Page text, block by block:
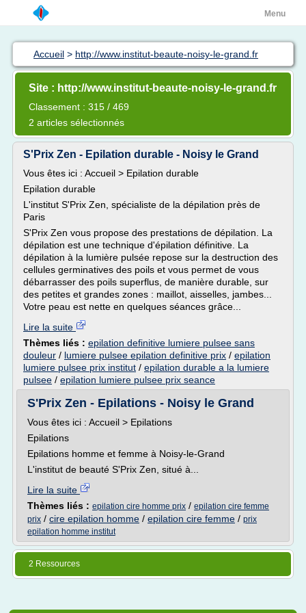
Menu
Accueil > http://www.institut-beaute-noisy-le-grand.fr
Site : http://www.institut-beaute-noisy-le-grand.fr
Classement : 315 / 469
2 articles sélectionnés
S'Prix Zen - Epilation durable - Noisy le Grand
Vous êtes ici : Accueil > Epilation durable
Epilation durable
L'institut S'Prix Zen, spécialiste de la dépilation près de
Paris
S'Prix Zen vous propose des prestations de dépilation. La
dépilation est une technique d'épilation définitive. La
dépilation à la lumière pulsée repose sur la destruction des
cellules germinatives des poils et vous permet de vous
débarrasser des poils superflus, de manière durable, sur
des petites et grandes zones : maillot, aisselles, jambes...
Votre peau est nette en quelques séances grâce...
Lire la suite
Thèmes liés : epilation definitive lumiere pulsee sans
douleur / lumiere pulsee epilation definitive prix / epilation
lumiere pulsee prix institut / epilation durable a la lumiere
pulsee / epilation lumiere pulsee prix seance
S'Prix Zen - Epilations - Noisy le Grand
Vous êtes ici : Accueil > Epilations
Epilations
Epilations homme et femme à Noisy-le-Grand
L'institut de beauté S'Prix Zen, situé à...
Lire la suite
Thèmes liés : epilation cire homme prix / epilation cire femme
prix / cire epilation homme / epilation cire femme / prix
epilation homme institut
2 Ressources